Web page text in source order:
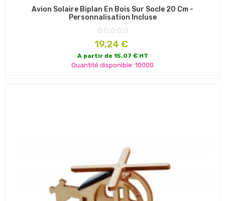
Avion Solaire Biplan En Bois Sur Socle 20 Cm -
Personnalisation Incluse
Prix
19,24 €
A partir de 15.07 € HT
Quantité disponible: 10000